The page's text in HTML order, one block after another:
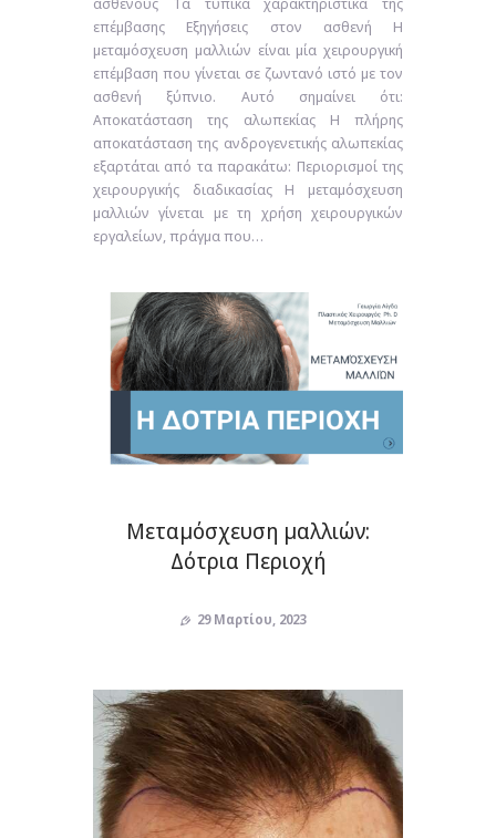
επέμβασης Εξηγήσεις στον ασθενή Η
μεταμόσχευση μαλλιών είναι μία χειρουργική
επέμβαση που γίνεται σε ζωντανό ιστό με τον
ασθενή ξύπνιο. Αυτό σημαίνει ότι:
Αποκατάσταση της αλωπεκίας Η πλήρης
αποκατάσταση της ανδρογενετικής αλωπεκίας
εξαρτάται από τα παρακάτω: Περιορισμοί της
χειρουργικής διαδικασίας Η μεταμόσχευση
μαλλιών γίνεται με τη χρήση χειρουργικών
εργαλείων, πράγμα που…
Μεταμόσχευση μαλλιών:
Δότρια Περιοχή
29 Μαρτίου, 2023